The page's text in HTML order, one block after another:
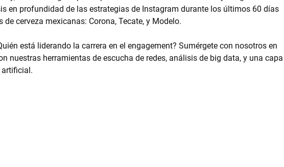
en profundidad de las estrategias de Instagram durante los últimos 60 días
de cerveza mexicanas: Corona, Tecate, y Modelo.
está liderando la carrera en el engagement? Sumérgete con nosotros en
nuestras herramientas de escucha de redes, análisis de big data, y una capa